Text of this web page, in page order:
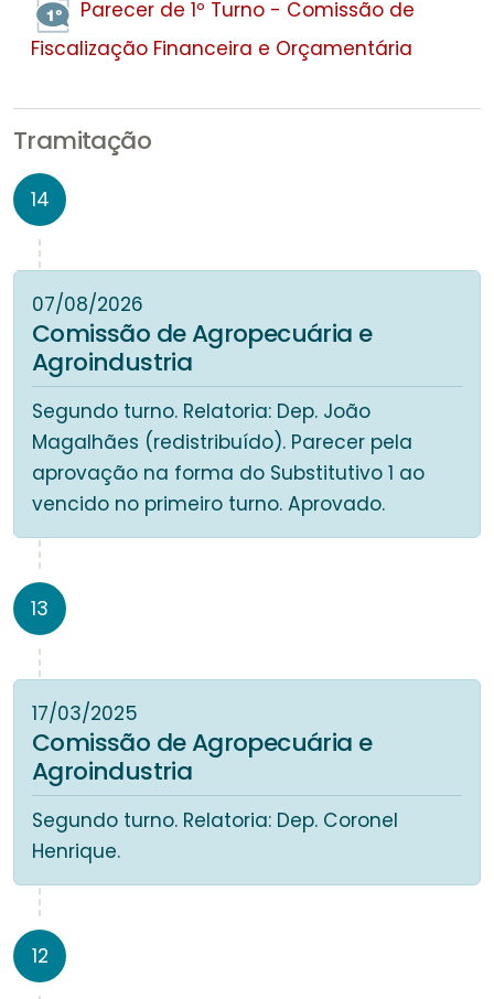
Parecer de 1º Turno - Comissão de
Fiscalização Financeira e Orçamentária
Tramitação
14
07/08/2026
Comissão de Agropecuária e
Agroindustria
Segundo turno. Relatoria: Dep. João
Magalhães (redistribuído). Parecer pela
aprovação na forma do Substitutivo 1 ao
vencido no primeiro turno. Aprovado.
13
17/03/2025
Comissão de Agropecuária e
Agroindustria
Segundo turno. Relatoria: Dep. Coronel
Henrique.
12